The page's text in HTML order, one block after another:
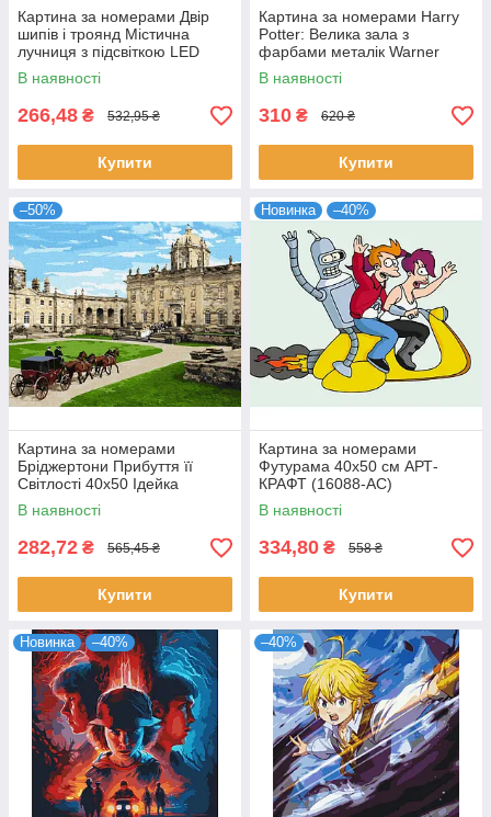
Картина за номерами Двір
шипів і троянд Містична
лучниця з підсвіткою LED
40x50 см SANTI (956665)
В наявності
266,48 ₴ 532,95 ₴
Купити
Картина за номерами Harry
Potter: Велика зала з
фарбами металік Warner
Bros. 40х50 Ідейка
(KHO5233)
В наявності
310 ₴ 620 ₴
Купити
–50%
Картина за номерами
Бріджертони Прибуття її
Світлості 40х50 Ідейка
(KHO8754)
В наявності
282,72 ₴ 565,45 ₴
Купити
Новинка –40%
Картина за номерами
Футурама 40х50 см АРТ-
КРАФТ (16088-AC)
В наявності
334,80 ₴ 558 ₴
Купити
Новинка –40% –40%